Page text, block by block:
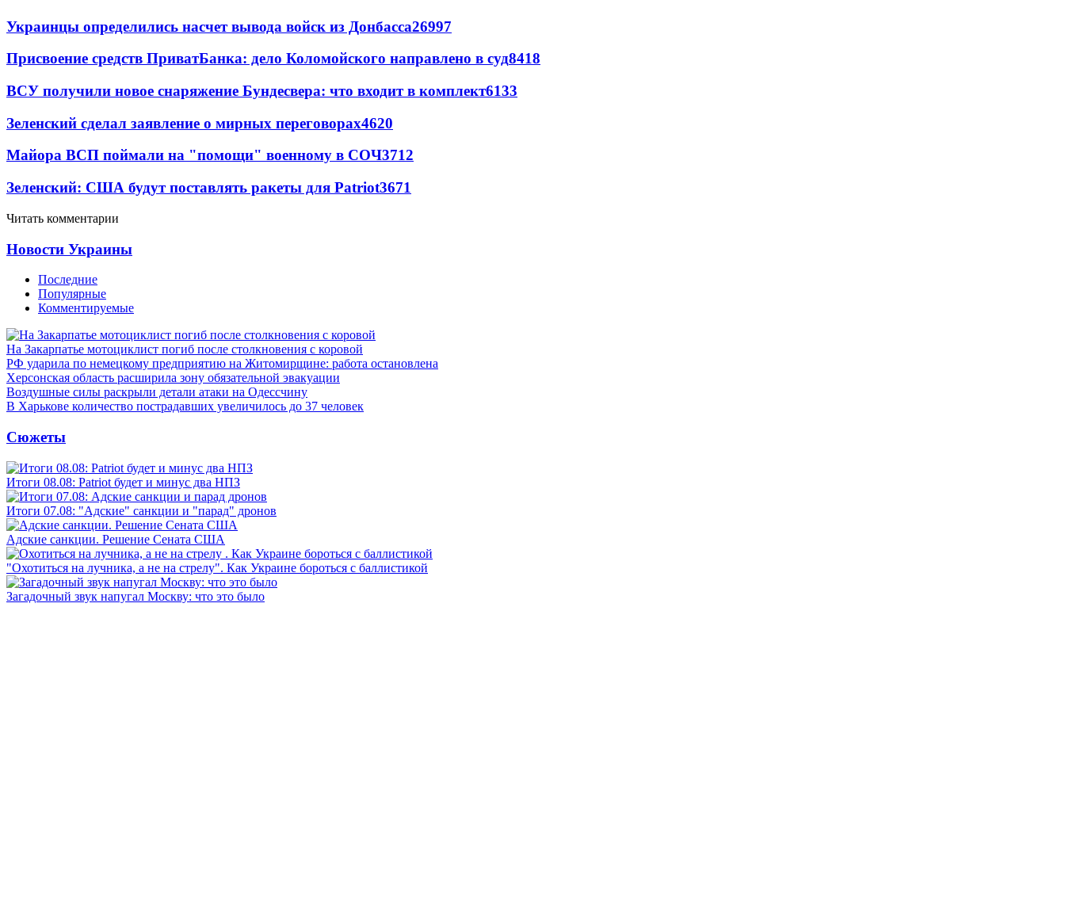
Украинцы определились насчет вывода войск из Донбасса26997
Присвоение средств ПриватБанка: дело Коломойского направлено в суд8418
ВСУ получили новое снаряжение Бундесвера: что входит в комплект6133
Зеленский сделал заявление о мирных переговорах4620
Майора ВСП поймали на "помощи" военному в СОЧ3712
Зеленский: США будут поставлять ракеты для Patriot3671
Читать комментарии
Новости Украины
Последние
Популярные
Комментируемые
На Закарпатье мотоциклист погиб после столкновения с коровой
РФ ударила по немецкому предприятию на Житомирщине: работа остановлена
Херсонская область расширила зону обязательной эвакуации
Воздушные силы раскрыли детали атаки на Одессчину
В Харькове количество пострадавших увеличилось до 37 человек
Сюжеты
Итоги 08.08: Patriot будет и минус два НПЗ
Итоги 07.08: "Адские" санкции и "парад" дронов
Адские санкции. Решение Сената США
"Охотиться на лучника, а не на стрелу". Как Украине бороться с баллистикой
Загадочный звук напугал Москву: что это было